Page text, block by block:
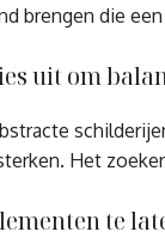
brengen die
uit om
Het
te